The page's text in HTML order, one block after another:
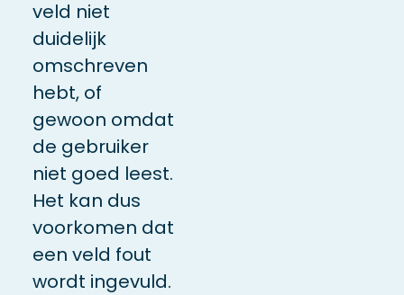
veld niet
duidelijk
omschreven
hebt, of
gewoon omdat
de gebruiker
niet goed leest.
Het kan dus
voorkomen dat
een veld fout
wordt ingevuld.